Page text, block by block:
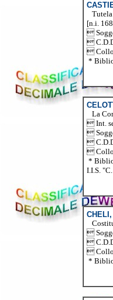
Tutela
[n.i.



*
La
 Int.



*
I.I.S.



*